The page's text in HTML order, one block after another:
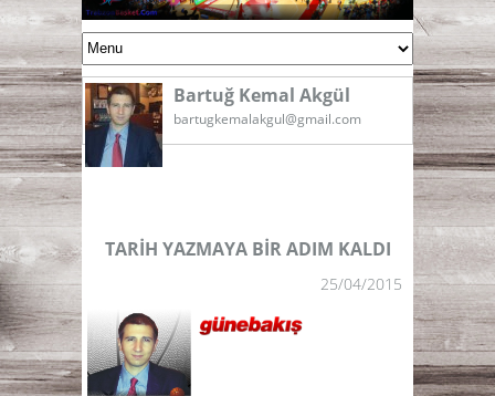
Bartuğ Kemal Akgül
bartugkemalakgul@gmail.com
TARİH YAZMAYA BİR ADIM KALDI
25/04/2015